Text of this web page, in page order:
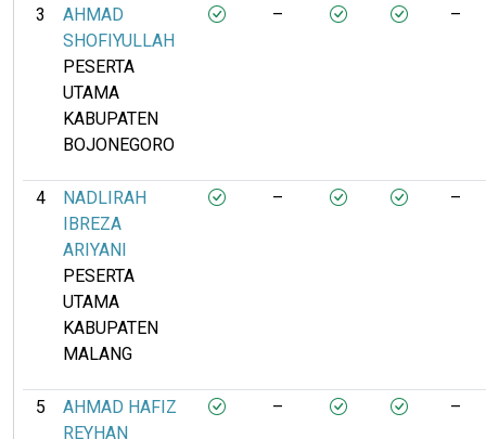
3
AHMAD
SHOFIYULLAH
PESERTA
UTAMA
KABUPATEN
BOJONEGORO
– –
4
NADLIRAH
IBREZA
ARIYANI
PESERTA
UTAMA
KABUPATEN
MALANG
– –
5
AHMAD HAFIZ
REYHAN
– –